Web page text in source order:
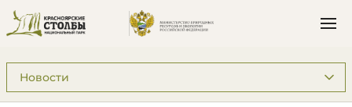
Подразделы: Пресс-центр